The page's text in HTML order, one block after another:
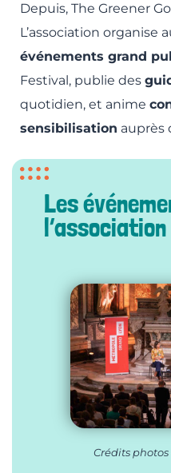
Depuis, The Greener
L’association organise
événements grand
Festival, publie des
quotidien, et anime
sensibilisation auprès
Les
l’association
Crédits